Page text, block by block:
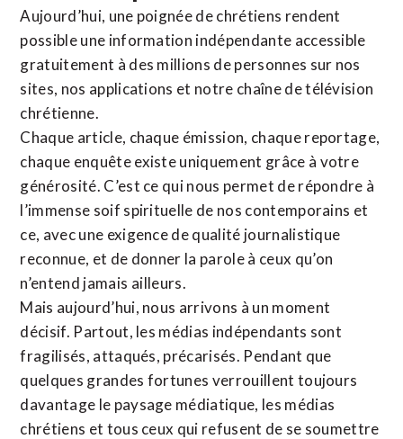
Aujourd’hui, une poignée de chrétiens rendent
possible une information indépendante accessible
gratuitement à des millions de personnes sur nos
sites, nos applications et notre chaîne de télévision
chrétienne.
Chaque article, chaque émission, chaque reportage,
chaque enquête existe uniquement grâce à votre
générosité. C’est ce qui nous permet de répondre à
l’immense soif spirituelle de nos contemporains et
ce, avec une exigence de qualité journalistique
reconnue, et de donner la parole à ceux qu’on
n’entend jamais ailleurs.
Mais aujourd’hui, nous arrivons à un moment
décisif. Partout, les médias indépendants sont
fragilisés, attaqués, précarisés. Pendant que
quelques grandes fortunes verrouillent toujours
davantage le paysage médiatique, les médias
chrétiens et tous ceux qui refusent de se soumettre